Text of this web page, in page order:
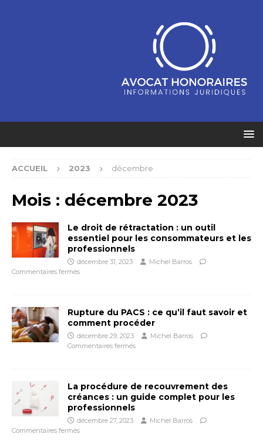
ACCUEIL 2023 décembre
Mois : décembre 2023
Le droit de rétractation : un outil
essentiel pour les consommateurs et les
professionnels
décembre 31, 2023
Michel Barros
Commentaires fermés
Rupture du PACS : ce qu’il faut savoir et
comment procéder
décembre 29, 2023
Michel Barros
Commentaires fermés
La procédure de recouvrement des
créances : un guide complet pour les
professionnels
décembre 27, 2023
Michel Barros
Commentaires fermés